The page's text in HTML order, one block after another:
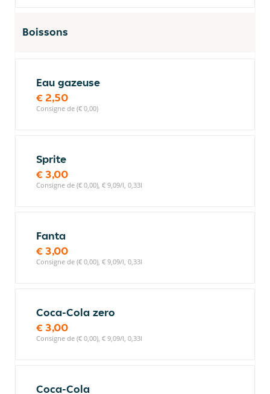
Boissons
Eau gazeuse
€ 2,50
Consigne de (€ 0,00)
Sprite
€ 3,00
Consigne de (€ 0,00), € 9,09/l, 0,33l
Fanta
€ 3,00
Consigne de (€ 0,00), € 9,09/l, 0,33l
Coca-Cola zero
€ 3,00
Consigne de (€ 0,00), € 9,09/l, 0,33l
Coca-Cola